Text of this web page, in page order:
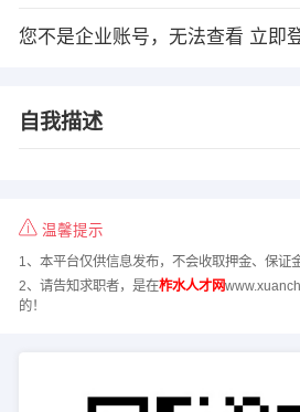
您不是企业账号，无法查看 立即
自我描述
温馨提示
1、本平台仅供信息发布，不会收取押金、保证
2、请告知求职者，是在柞水人才网
的！